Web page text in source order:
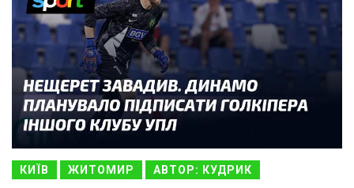
КИЇВ ЖИТОМИР АВТОР: КУДРИК